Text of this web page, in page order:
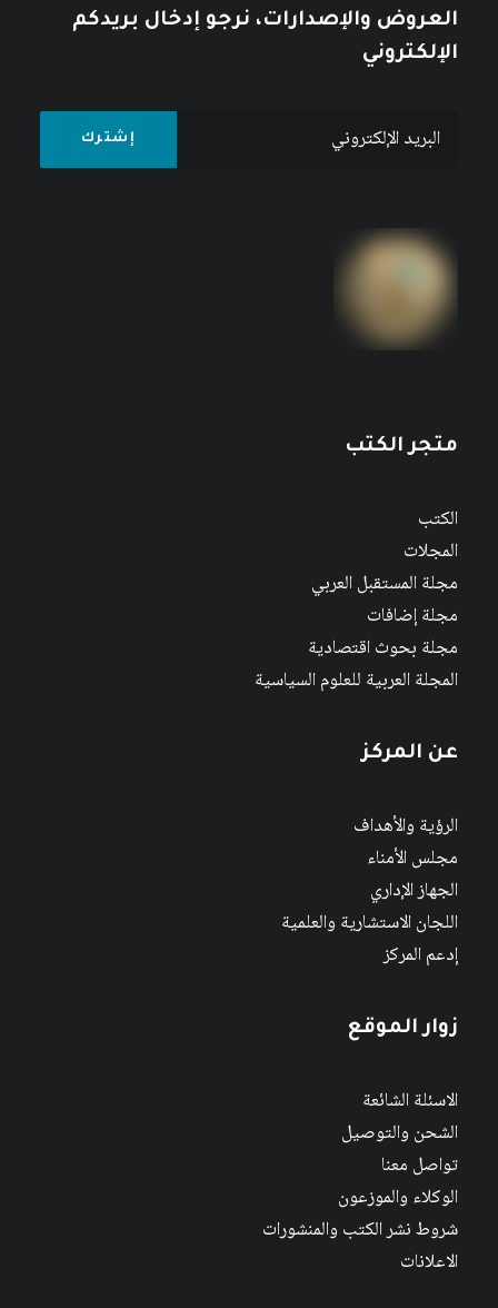
العروض والإصدارات، نرجو إدخال بريدكم
الإلكتروني
متجر الكتب
الكتب
المجلات
مجلة المستقبل العربي
مجلة إضافات
مجلة بحوث اقتصادية
المجلة العربية للعلوم السياسية
عن المركز
الرؤية والأهداف
مجلس الأمناء
الجهاز الإداري
اللجان الاستشارية والعلمية
إدعم المركز
زوار الموقع
الاسئلة الشائعة
الشحن والتوصيل
تواصل معنا
الوكلاء والموزعون
شروط نشر الكتب والمنشورات
الاعلانات